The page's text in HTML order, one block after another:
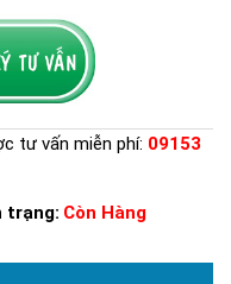
tư vấn miễn phí: 09153
trạng: Còn Hàng